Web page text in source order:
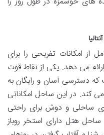
از امکانات تفریحی را برای
می دهد. یکی از نقاط قوت
دسترسی آسان و رایگان به
کند. در این ساحل امکاناتی
ساحلی و دوش برای راحتی
هتل دارای استخر روباز